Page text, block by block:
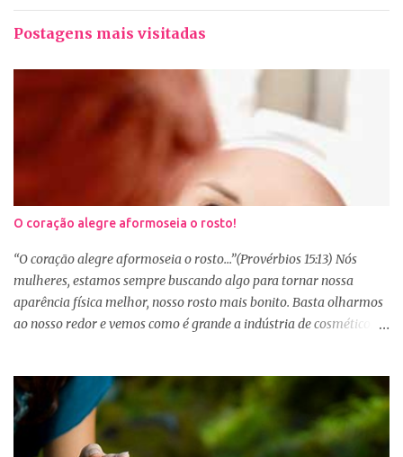
Postagens mais visitadas
O coração alegre aformoseia o rosto!
“O coração alegre aformoseia o rosto...”(Provérbios 15:13) Nós
mulheres, estamos sempre buscando algo para tornar nossa
aparência física melhor, nosso rosto mais bonito. Basta olharmos
ao nosso redor e vemos como é grande a indústria de cosméticos e
se maquiar e testam produtos. Não é errado gostar de se cuidar e
buscar conhecimento de como ficar mais bonita e atraente. Eu
também gosto de maquiagem e dicas de beleza, no entanto,
precisamos cuidar primeiramente da nossa beleza interior. A